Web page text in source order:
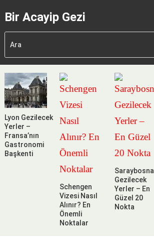
Bir Acayip Gezi
Lyon Gezilecek
Yerler –
Fransa’nın
Gastronomi
Başkenti
Schengen
Vizesi Nasıl
Alınır? En
Önemli
Noktalar
Saraybosna
Gezilecek
Yerler – En
Güzel 20
Nokta